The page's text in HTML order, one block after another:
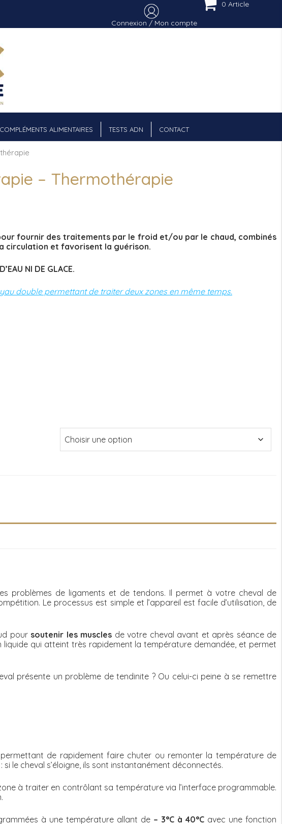
Connexion / Mon compte
0 Article
COMPLÉMENTS ALIMENTAIRES TESTS ADN CONTACT
– Thermothérapie
fournir des traitements par le froid et/ou par le chaud, combinés
circulation et favorisent la guérison.
NI DE GLACE.
double permettant de traiter deux zones en même temps.
problèmes de ligaments et de tendons. Il permet à votre cheval de
Le processus est simple et l’appareil est facile d’utilisation, de
pour soutenir les muscles de votre cheval avant et après séance de
qui atteint très rapidement la température demandée, et permet
présente un problème de tendinite ? Ou celui-ci peine à se remettre
de rapidement faire chuter ou remonter la température de
le cheval s’éloigne, ils sont instantanément déconnectés.
à traiter en contrôlant sa température via l’interface programmable.
à une température allant de – 3°C à 40°C avec une fonction